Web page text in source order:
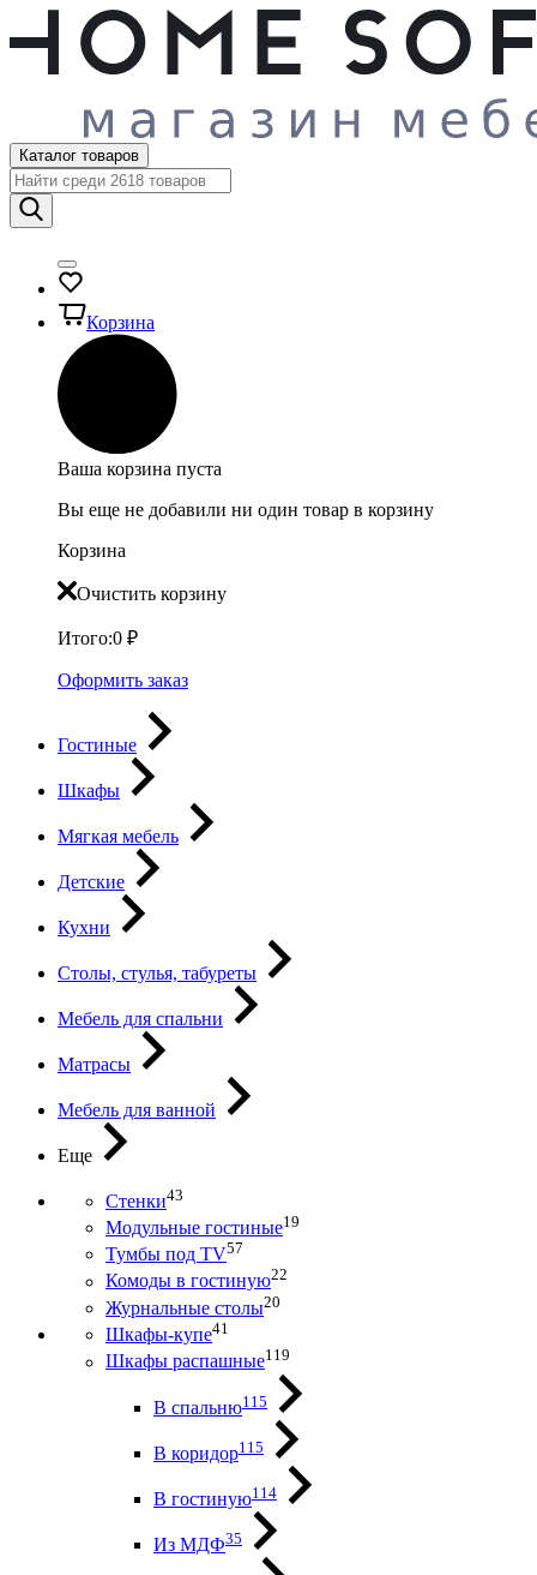
Каталог товаров
Корзина
Ваша корзина пуста
Вы еще не добавили ни один товар в корзину
Корзина
Очистить корзину
Итого:0 ₽
Оформить заказ
Гостиные
Шкафы
Мягкая мебель
Детские
Кухни
Столы, стулья, табуреты
Мебель для спальни
Матрасы
Мебель для ванной
Еще
Стенки43
Модульные гостиные19
Тумбы под ТV57
Комоды в гостиную22
Журнальные столы20
Шкафы-купе41
Шкафы распашные119
В спальню115
В коридор115
В гостиную114
Из МДФ35